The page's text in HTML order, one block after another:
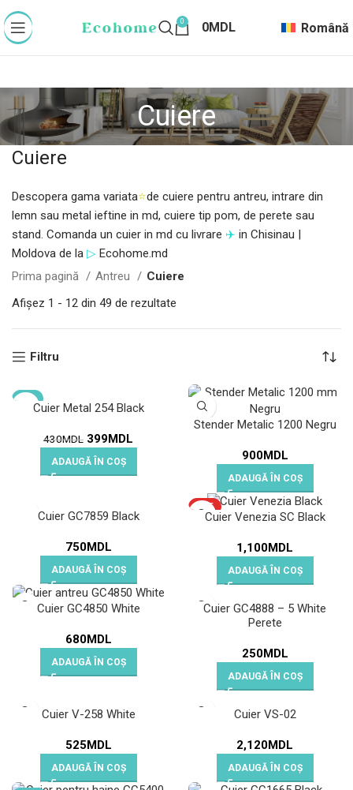
0 0MDL Română
Cuiere
Cuiere
Descopera gama variata⭐de cuiere pentru antreu, intrare din
lemn sau metal ieftine in md, cuiere tip pom, de perete sau
stand. Comanda un cuier in md cu livrare ✈️ in Chisinau |
Moldova de la ▷ Ecohome.md
Prima pagină
Antreu
Cuiere
Afișez 1 - 12 din 49 de rezultate
Filtru
-7%
Cuier Metal 254 Black
430MDL 399MDL
ADAUGĂ ÎN COȘ
Stender Metalic 1200 Negru
900MDL
ADAUGĂ ÎN COȘ
Cuier GC7859 Black
750MDL
ADAUGĂ ÎN COȘ
HOT
Cuier Venezia SC Black
1,100MDL
ADAUGĂ ÎN COȘ
Cuier GC4850 White
680MDL
ADAUGĂ ÎN COȘ
Cuier GC4888 – 5 White
Perete
250MDL
ADAUGĂ ÎN COȘ
Cuier V-258 White
525MDL
ADAUGĂ ÎN COȘ
Cuier VS-02
2,120MDL
ADAUGĂ ÎN COȘ